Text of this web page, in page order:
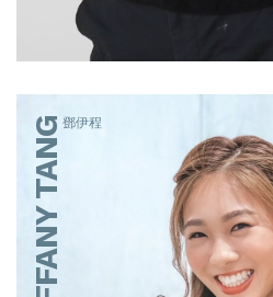
鄧伊程
TIFFANY TANG